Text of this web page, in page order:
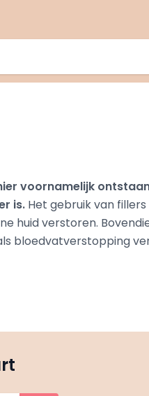
voornamelijk
is. Het gebruik van
huid verstoren.
bloedvatverstopping